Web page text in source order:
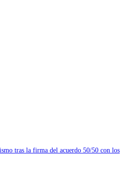
tras la firma del acuerdo 50/50 con los